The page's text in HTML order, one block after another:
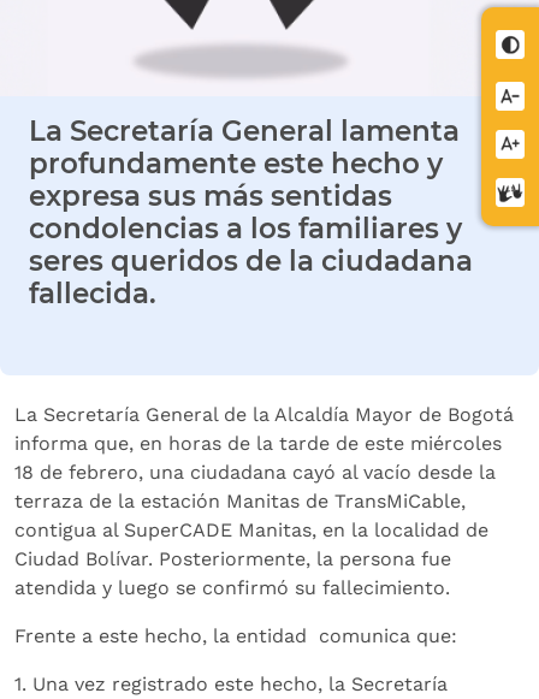
letra
letra
de
La Secretaría General lamenta
profundamente este hecho y
expresa sus más sentidas
condolencias a los familiares y
seres queridos de la ciudadana
fallecida.
La Secretaría General de la Alcaldía Mayor de Bogotá
informa que, en horas de la tarde de este miércoles
18 de febrero, una ciudadana cayó al vacío desde la
terraza de la estación Manitas de TransMiCable,
contigua al SuperCADE Manitas, en la localidad de
Ciudad Bolívar. Posteriormente, la persona fue
atendida y luego se confirmó su fallecimiento.
Frente a este hecho, la entidad comunica que:
1. Una vez registrado este hecho, la Secretaría